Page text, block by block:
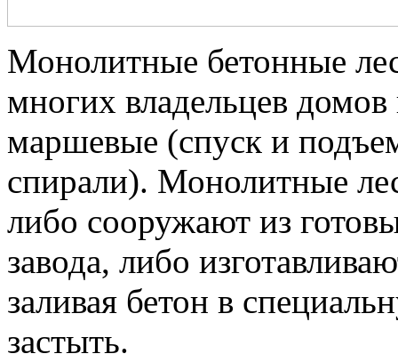
Монолитные бетонные
многих владельцев
маршевые (спуск и
спирали). Монолитные
либо сооружают из
завода, либо
заливая бетон в
застыть.